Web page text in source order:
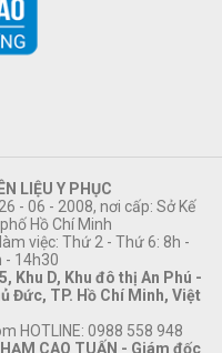
LIỆU Y PHỤC
- 06 - 2008, nơi cấp: Sở Kế
Hồ Chí Minh
việc: Thứ 2 - Thứ 6: 8h -
- 14h30
Khu D, Khu đô thị An Phú -
Đức, TP. Hồ Chí Minh, Việt
HOTLINE: 0988 558 948
CAO TUẤN - Giám đốc